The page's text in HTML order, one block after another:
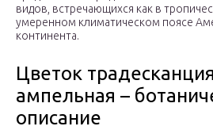
видов, встречающихся как в
умеренном климатическом поясе
континента.
Цветок
ампельная –
описание